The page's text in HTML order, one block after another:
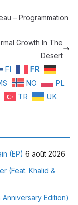
– Programmation
Growth In The
Desert
FI
FR
NO
PL
TR UK
(EP) 6 août 2026
(Feat. Khalid &
Anniversary Edition)